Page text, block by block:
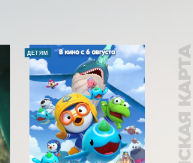
ДЕТЯМ